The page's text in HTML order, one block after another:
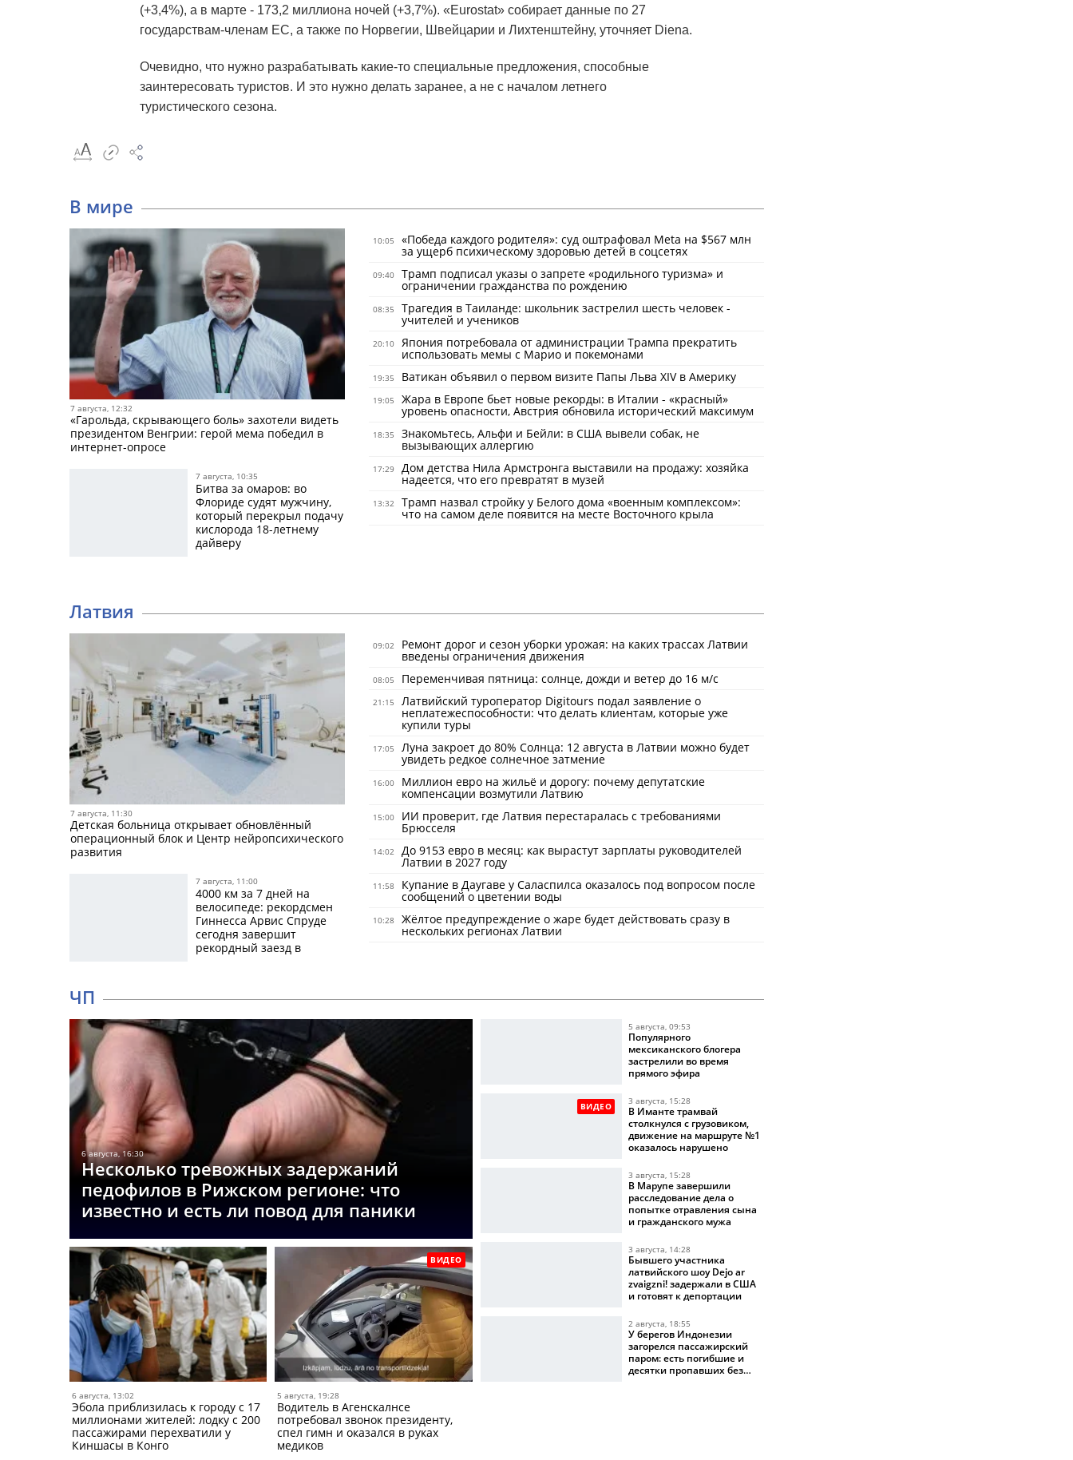
(+3,4%), а в марте - 173,2 миллиона ночей (+3,7%). «Eurostat» собирает данные по 27
государствам-членам ЕС, а также по Норвегии, Швейцарии и Лихтенштейну, уточняет Diena.
Очевидно, что нужно разрабатывать какие-то специальные предложения, способные
заинтересовать туристов. И это нужно делать заранее, а не с началом летнего
туристического сезона.
В мире
7 августа, 12:32
«Гарольда, скрывающего боль» захотели видеть
президентом Венгрии: герой мема победил в
интернет-опросе
7 августа, 10:35
Битва за омаров: во
Флориде судят мужчину,
который перекрыл подачу
кислорода 18-летнему
дайверу
10:05 «Победа каждого родителя»: суд оштрафовал Meta на $567 млн
за ущерб психическому здоровью детей в соцсетях
09:40 Трамп подписал указы о запрете «родильного туризма» и
ограничении гражданства по рождению
08:35 Трагедия в Таиланде: школьник застрелил шесть человек -
учителей и учеников
20:10 Япония потребовала от администрации Трампа прекратить
использовать мемы с Марио и покемонами
19:35 Ватикан объявил о первом визите Папы Льва XIV в Америку
19:05 Жара в Европе бьет новые рекорды: в Италии - «красный»
уровень опасности, Австрия обновила исторический максимум
18:35 Знакомьтесь, Альфи и Бейли: в США вывели собак, не
вызывающих аллергию
17:29 Дом детства Нила Армстронга выставили на продажу: хозяйка
надеется, что его превратят в музей
13:32 Трамп назвал стройку у Белого дома «военным комплексом»:
что на самом деле появится на месте Восточного крыла
Латвия
7 августа, 11:30
Детская больница открывает обновлённый
операционный блок и Центр нейропсихического
развития
7 августа, 11:00
4000 км за 7 дней на
велосипеде: рекордсмен
Гиннесса Арвис Спруде
сегодня завершит
рекордный заезд в
09:02 Ремонт дорог и сезон уборки урожая: на каких трассах Латвии
введены ограничения движения
08:05 Переменчивая пятница: солнце, дожди и ветер до 16 м/с
21:15 Латвийский туроператор Digitours подал заявление о
неплатежеспособности: что делать клиентам, которые уже
купили туры
17:05 Луна закроет до 80% Солнца: 12 августа в Латвии можно будет
увидеть редкое солнечное затмение
16:00 Миллион евро на жильё и дорогу: почему депутатские
компенсации возмутили Латвию
15:00 ИИ проверит, где Латвия перестаралась с требованиями
Брюсселя
14:02 До 9153 евро в месяц: как вырастут зарплаты руководителей
Латвии в 2027 году
11:58 Купание в Даугаве у Саласпилса оказалось под вопросом после
сообщений о цветении воды
10:28 Жёлтое предупреждение о жаре будет действовать сразу в
нескольких регионах Латвии
ЧП
6 августа, 16:30
Несколько тревожных задержаний
педофилов в Рижском регионе: что
известно и есть ли повод для паники
6 августа, 13:02
Эбола приблизилась к городу с 17
миллионами жителей: лодку с 200
пассажирами перехватили у
Киншасы в Конго
ВИДЕО
5 августа, 19:28
Водитель в Агенскалнсе
потребовал звонок президенту,
спел гимн и оказался в руках
медиков
5 августа, 09:53
Популярного
мексиканского блогера
застрелили во время
прямого эфира
ВИДЕО 3 августа, 15:28
В Иманте трамвай
столкнулся с грузовиком,
движение на маршруте №1
оказалось нарушено
3 августа, 15:28
В Марупе завершили
расследование дела о
попытке отравления сына
и гражданского мужа
3 августа, 14:28
Бывшего участника
латвийского шоу Dejo ar
zvaigzni! задержали в США
и готовят к депортации
2 августа, 18:55
У берегов Индонезии
загорелся пассажирский
паром: есть погибшие и
десятки пропавших без